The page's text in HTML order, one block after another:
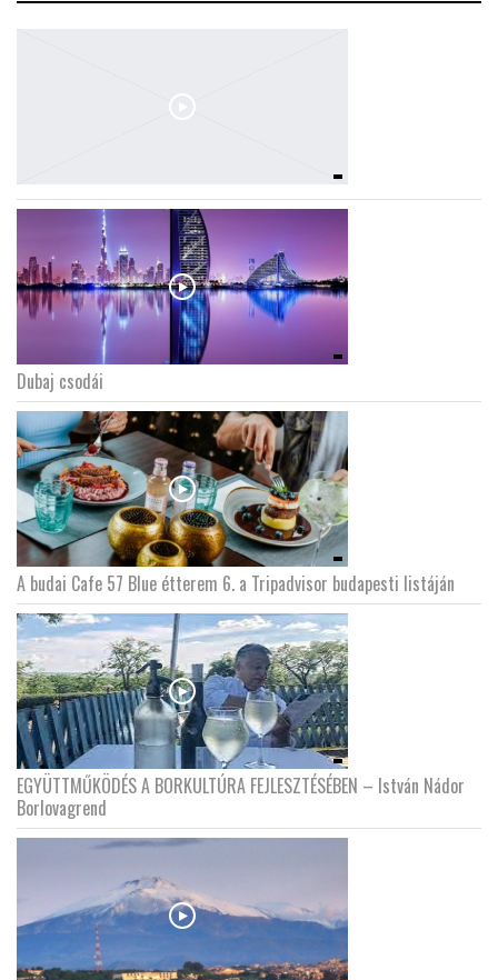
Dubaj csodái
A budai Cafe 57 Blue étterem 6. a Tripadvisor budapesti listáján
EGYÜTTMŰKÖDÉS A BORKULTÚRA FEJLESZTÉSÉBEN – István Nádor
Borlovagrend